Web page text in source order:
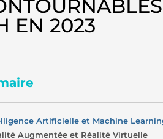
EN 2023
Artificielle et Machine
Augmentée et Réalité Virtuelle